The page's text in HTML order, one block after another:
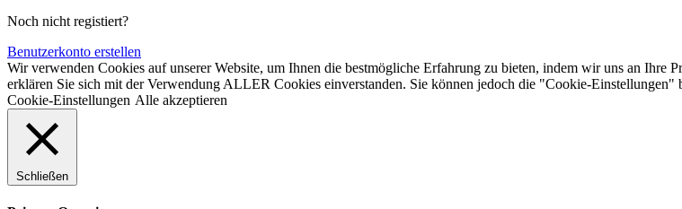
Noch nicht registiert?
Benutzerkonto erstellen
Wir verwenden Cookies auf unserer Website, um Ihnen die bestmögliche Erfahrung zu bieten, indem wir uns an
erklären Sie sich mit der Verwendung ALLER Cookies einverstanden. Sie können jedoch die "Cookie-Einstellungen"
Cookie-Einstellungen Alle akzeptieren
Schließen